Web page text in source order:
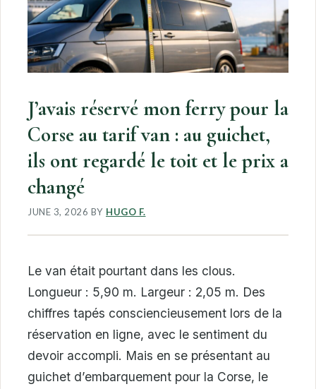
J’avais réservé mon ferry pour la
Corse au tarif van : au guichet,
ils ont regardé le toit et le prix a
changé
JUNE 3, 2026 BY HUGO F.
Le van était pourtant dans les clous.
Longueur : 5,90 m. Largeur : 2,05 m. Des
chiffres tapés consciencieusement lors de la
réservation en ligne, avec le sentiment du
devoir accompli. Mais en se présentant au
guichet d’embarquement pour la Corse, le